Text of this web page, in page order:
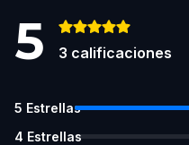
5 3 calificaciones
5 Estrellas
4 Estrellas